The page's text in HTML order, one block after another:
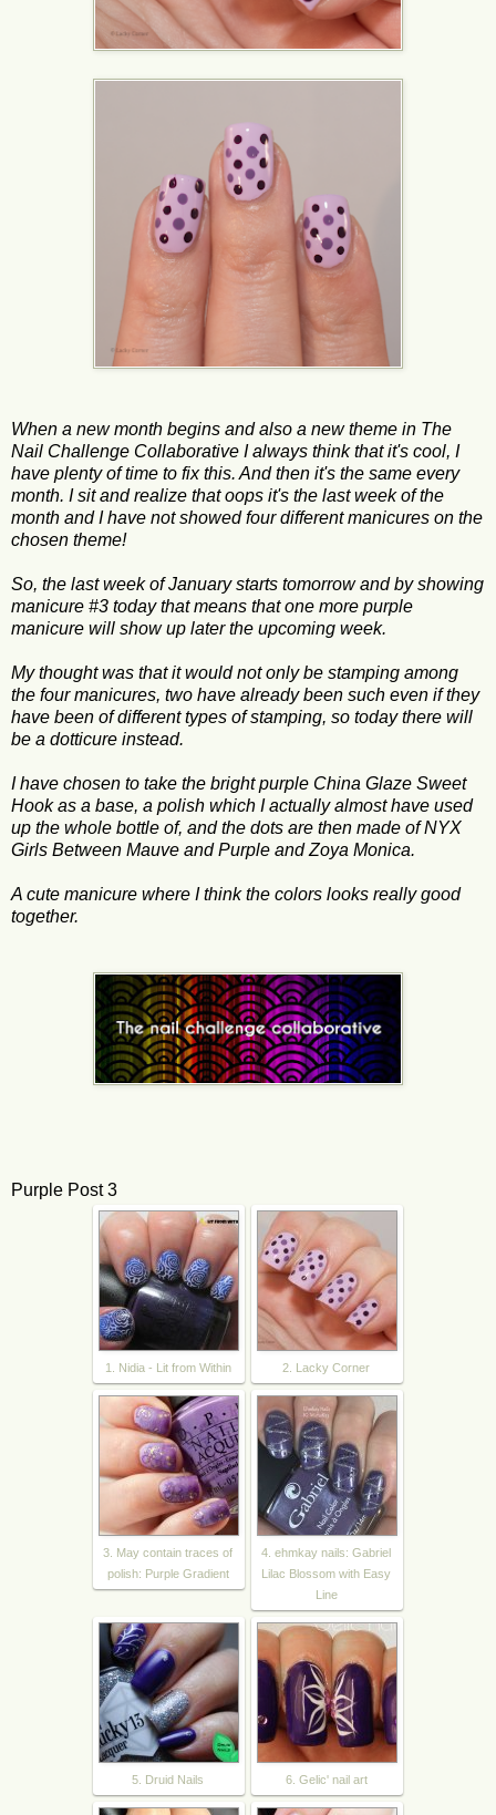
When a new month begins and also a new theme in The
Nail Challenge Collaborative I always think that it's cool, I
have plenty of time to fix this. And then it's the same every
month. I sit and realize that oops it's the last week of the
month and I have not showed four different manicures on the
chosen theme!
So, the last week of January starts tomorrow and by showing
manicure #3 today that means that one more purple
manicure will show up later the upcoming week.
My thought was that it would not only be stamping among
the four manicures, two have already been such even if they
have been of different types of stamping, so today there will
be a dotticure instead.
I have chosen to take the bright purple China Glaze Sweet
Hook as a base, a polish which I actually almost have used
up the whole bottle of, and the dots are then made of NYX
Girls Between Mauve and Purple and Zoya Monica.
A cute manicure where I think the colors looks really good
together.
Purple Post 3
1. Nidia - Lit from Within 2. Lacky Corner
3. May contain traces of
polish: Purple Gradient
4. ehmkay nails: Gabriel
Lilac Blossom with Easy
Line
5. Druid Nails 6. Gelic' nail art